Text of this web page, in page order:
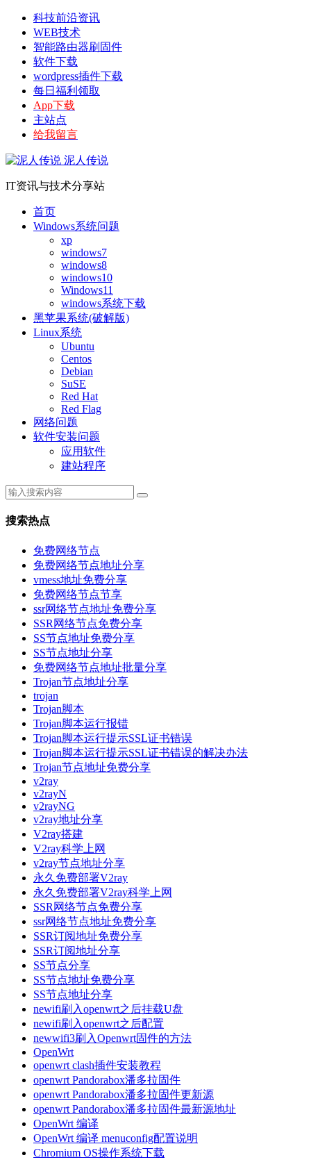
科技前沿资讯
WEB技术
智能路由器刷固件
软件下载
wordpress插件下载
每日福利领取
App下载
主站点
给我留言
泥人传说
IT资讯与技术分享站
首页
Windows系统问题
xp
windows7
windows8
windows10
Windows11
windows系统下载
黑苹果系统(破解版)
Linux系统
Ubuntu
Centos
Debian
SuSE
Red Hat
Red Flag
网络问题
软件安装问题
应用软件
建站程序
搜索热点
免费网络节点
免费网络节点地址分享
vmess地址免费分享
免费网络节点节享
ssr网络节点地址免费分享
SSR网络节点免费分享
SS节点地址免费分享
SS节点地址分享
免费网络节点地址批量分享
Trojan节点地址分享
trojan
Trojan脚本
Trojan脚本运行报错
Trojan脚本运行提示SSL证书错误
Trojan脚本运行提示SSL证书错误的解决办法
Trojan节点地址免费分享
v2ray
v2rayN
v2rayNG
v2ray地址分享
V2ray搭建
V2ray科学上网
v2ray节点地址分享
永久免费部署V2ray
永久免费部署V2ray科学上网
SSR网络节点免费分享
ssr网络节点地址免费分享
SSR订阅地址免费分享
SSR订阅地址分享
SS节点分享
SS节点地址免费分享
SS节点地址分享
newifi刷入openwrt之后挂载U盘
newifi刷入openwrt之后配置
newwifi3刷入Openwrt固件的方法
OpenWrt
openwrt clash插件安装教程
openwrt Pandorabox潘多拉固件
openwrt Pandorabox潘多拉固件更新源
openwrt Pandorabox潘多拉固件最新源地址
OpenWrt 编译
OpenWrt 编译 menuconfig配置说明
Chromium OS操作系统下载